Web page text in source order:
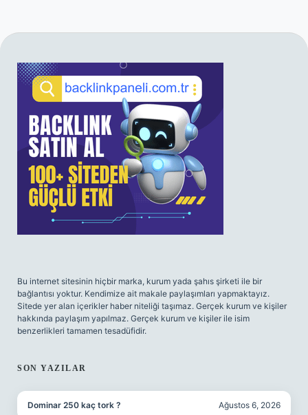
SIDEBAR
Bu internet sitesinin hiçbir marka, kurum yada şahıs şirketi ile bir
bağlantısı yoktur. Kendimize ait makale paylaşımları yapmaktayız.
Sitede yer alan içerikler haber niteliği taşımaz. Gerçek kurum ve kişiler
hakkında paylaşım yapılmaz. Gerçek kurum ve kişiler ile isim
benzerlikleri tamamen tesadüfidir.
SON YAZILAR
Dominar 250 kaç tork ? Ağustos 6, 2026